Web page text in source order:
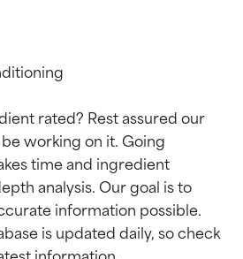
rated? Rest assured our
working on it. Going
time and ingredient
analysis. Our goal is to
information possible.
is updated daily, so check
van
van